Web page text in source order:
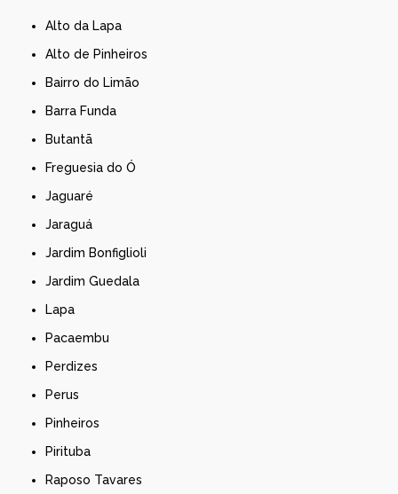
Alto da Lapa
Alto de Pinheiros
Bairro do Limão
Barra Funda
Butantã
Freguesia do Ó
Jaguaré
Jaraguá
Jardim Bonfiglioli
Jardim Guedala
Lapa
Pacaembu
Perdizes
Perus
Pinheiros
Pirituba
Raposo Tavares